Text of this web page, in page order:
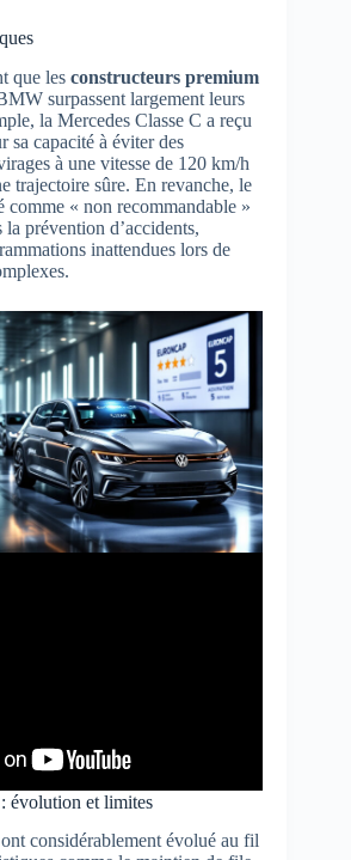
que les constructeurs premium
surpassent largement leurs
la Mercedes Classe C a reçu
sa capacité à éviter des
à une vitesse de 120 km/h
trajectoire sûre. En revanche, le
« non recommandable »
la prévention d’accidents,
inattendues lors de
évolution et limites
considérablement évolué au fil